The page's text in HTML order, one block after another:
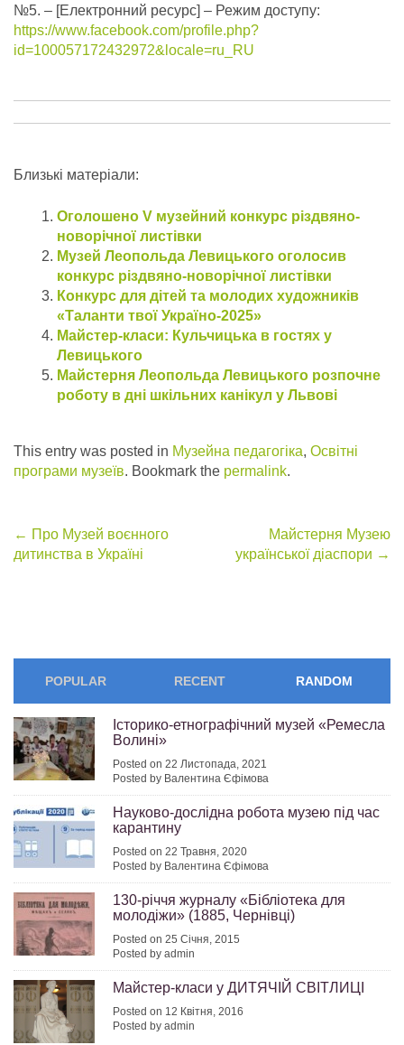
№5. – [Електронний ресурс] – Режим доступу:
https://www.facebook.com/profile.php?
id=100057172432972&locale=ru_RU
Близькі матеріали:
Оголошено V музейний конкурс різдвяно-
новорічної листівки
Музей Леопольда Левицького оголосив
конкурс різдвяно-новорічної листівки
Конкурс для дітей та молодих художників
«Таланти твої Україно-2025»
Майстер-класи: Кульчицька в гостях у
Левицького
Майстерня Леопольда Левицького розпочне
роботу в дні шкільних канікул у Львові
This entry was posted in Музейна педагогіка, Освітні
програми музеїв. Bookmark the permalink.
Post
← Про Музей воєнного
дитинства в Україні
Майстерня Музею
української діаспори →
POPULAR RECENT RANDOM
Історико-етнографічний музей «Ремесла
Волині»
Posted on 22 Листопада, 2021
Posted by Валентина Єфімова
Науково-дослідна робота музею під час
карантину
Posted on 22 Травня, 2020
Posted by Валентина Єфімова
130-річчя журналу «Бібліотека для
молодіжи» (1885, Чернівці)
Posted on 25 Січня, 2015
Posted by admin
Майстер-класи у ДИТЯЧІЙ СВІТЛИЦІ
Posted on 12 Квітня, 2016
Posted by admin